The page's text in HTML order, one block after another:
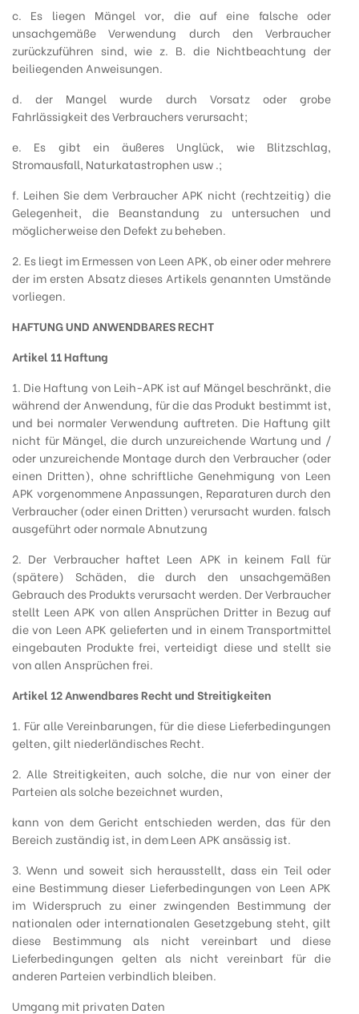
c. Es liegen Mängel vor, die auf eine falsche oder
unsachgemäße Verwendung durch den Verbraucher
zurückzuführen sind, wie z. B. die Nichtbeachtung der
beiliegenden Anweisungen.
d. der Mangel wurde durch Vorsatz oder grobe
Fahrlässigkeit des Verbrauchers verursacht;
e. Es gibt ein äußeres Unglück, wie Blitzschlag,
Stromausfall, Naturkatastrophen usw .;
f. Leihen Sie dem Verbraucher APK nicht (rechtzeitig) die
Gelegenheit, die Beanstandung zu untersuchen und
möglicherweise den Defekt zu beheben.
2. Es liegt im Ermessen von Leen APK, ob einer oder mehrere
der im ersten Absatz dieses Artikels genannten Umstände
vorliegen.
HAFTUNG UND ANWENDBARES RECHT
Artikel 11 Haftung
1. Die Haftung von Leih-APK ist auf Mängel beschränkt, die
während der Anwendung, für die das Produkt bestimmt ist,
und bei normaler Verwendung auftreten. Die Haftung gilt
nicht für Mängel, die durch unzureichende Wartung und /
oder unzureichende Montage durch den Verbraucher (oder
einen Dritten), ohne schriftliche Genehmigung von Leen
APK vorgenommene Anpassungen, Reparaturen durch den
Verbraucher (oder einen Dritten) verursacht wurden. falsch
ausgeführt oder normale Abnutzung
2. Der Verbraucher haftet Leen APK in keinem Fall für
(spätere) Schäden, die durch den unsachgemäßen
Gebrauch des Produkts verursacht werden. Der Verbraucher
stellt Leen APK von allen Ansprüchen Dritter in Bezug auf
die von Leen APK gelieferten und in einem Transportmittel
eingebauten Produkte frei, verteidigt diese und stellt sie
von allen Ansprüchen frei.
Artikel 12 Anwendbares Recht und Streitigkeiten
1. Für alle Vereinbarungen, für die diese Lieferbedingungen
gelten, gilt niederländisches Recht.
2. Alle Streitigkeiten, auch solche, die nur von einer der
Parteien als solche bezeichnet wurden,
kann von dem Gericht entschieden werden, das für den
Bereich zuständig ist, in dem Leen APK ansässig ist.
3. Wenn und soweit sich herausstellt, dass ein Teil oder
eine Bestimmung dieser Lieferbedingungen von Leen APK
im Widerspruch zu einer zwingenden Bestimmung der
nationalen oder internationalen Gesetzgebung steht, gilt
diese Bestimmung als nicht vereinbart und diese
Lieferbedingungen gelten als nicht vereinbart für die
anderen Parteien verbindlich bleiben.
Umgang mit privaten Daten